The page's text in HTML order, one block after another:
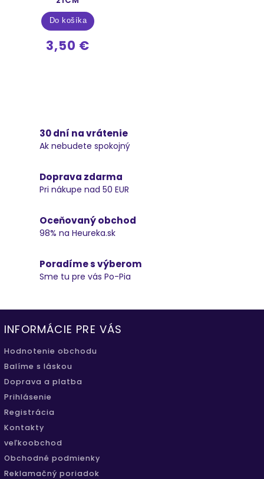
3,50 €
Do košíka
30 dní na vrátenie
Ak nebudete spokojný
Doprava zdarma
Pri nákupe nad 50 EUR
Oceňovaný obchod
98% na Heureka.sk
Poradíme s výberom
Sme tu pre vás Po-Pia
INFORMÁCIE PRE VÁS
Hodnotenie obchodu
Balíme s láskou
Doprava a platba
Prihlásenie
Registrácia
Kontakty
veľkoobchod
Obchodné podmienky
Reklamačný poriadok